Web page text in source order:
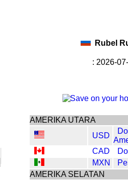
Rubel
: 2026-
AMERIKA UTARA
USD
CAD
MXN
AMERIKA SELATAN